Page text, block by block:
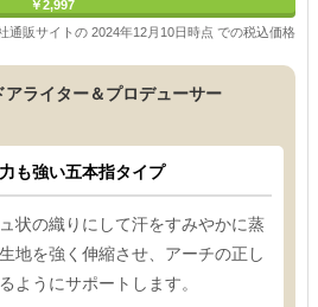
￥2,997
通販サイトの 2024年12月10日時点 での税込価格
アライター＆プロデューサー
も強い五本指タイプ
状の織りにして汗をすみやかに蒸
地を強く伸縮させ、アーチの正し
ようにサポートします。